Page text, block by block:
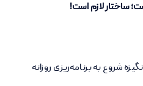
ساختار لازم است!
شروع به برنامه‌ریزی روزانه